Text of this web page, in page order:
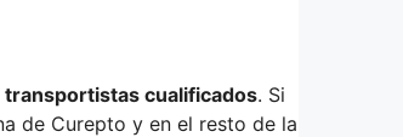
transportistas cualificados. Si
de Curepto y en el resto de la